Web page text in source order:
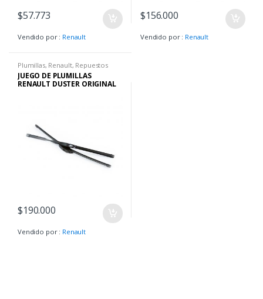
$57.773
Vendido por : Renault
$156.000
Vendido por : Renault
Plumillas, Renault, Repuestos
JUEGO DE PLUMILLAS
RENAULT DUSTER ORIGINAL
$190.000
Vendido por : Renault